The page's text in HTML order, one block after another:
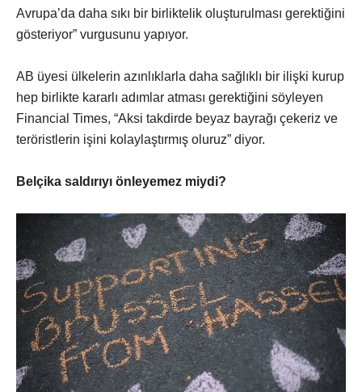
Avrupa’da daha sıkı bir birliktelik oluşturulması gerektiğini
gösteriyor” vurgusunu yapıyor.
AB üyesi ülkelerin azınlıklarla daha sağlıklı bir ilişki kurup
hep birlikte kararlı adımlar atması gerektiğini söyleyen
Financial Times, “Aksi takdirde beyaz bayrağı çekeriz ve
teröristlerin işini kolaylaştırmış oluruz” diyor.
Belçika saldırıyı önleyemez miydi?